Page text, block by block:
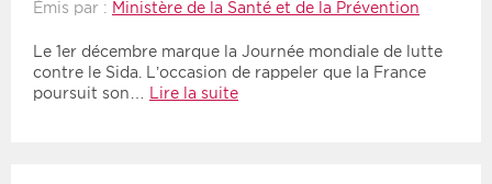
Émis par : Ministère de la Santé et de la Prévention
Le 1er décembre marque la Journée mondiale de lutte
contre le Sida. L’occasion de rappeler que la France
poursuit son…
Lire la suite